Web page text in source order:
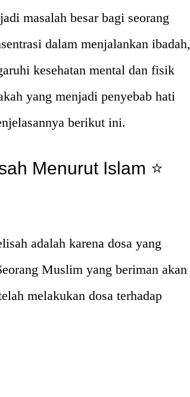
masalah besar bagi seorang
dalam menjalankan ibadah,
kesehatan mental dan fisik
yang menjadi penyebab hati
berikut ini.
Menurut Islam ⭐
adalah karena dosa yang
Muslim yang beriman akan
melakukan dosa terhadap